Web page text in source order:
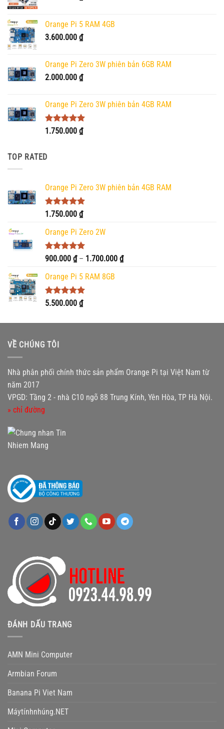
Orange Pi 5 RAM 4GB
3.600.000 ₫
Orange Pi Zero 3W phiên bản 6GB RAM
2.000.000 ₫
Orange Pi Zero 3W phiên bản 4GB RAM
Được xếp
1.750.000 ₫
TOP RATED
Orange Pi Zero 3W phiên bản 4GB RAM
Được xếp
5 sao
1.750.000 ₫
Orange Pi Zero 2W
Được xếp
5.00
5 sao
900.000 ₫ – 1.700.000 ₫Khoảng
Orange Pi 5 RAM 8GB
Được xếp
5.500.000 ₫
VỀ CHÚNG TÔI
Nhà phân phối chính thức sản phẩm Orange Pi tại Việt Nam từ
năm 2017
VPGD: Tầng 2 - nhà C10 ngõ 88 Trung Kính, Yên Hòa, TP Hà Nội.
» chỉ đường
ĐÁNH DẤU TRANG
AMN Mini Computer
Armbian Forum
Banana Pi Viet Nam
Máytínhnhúng.NET